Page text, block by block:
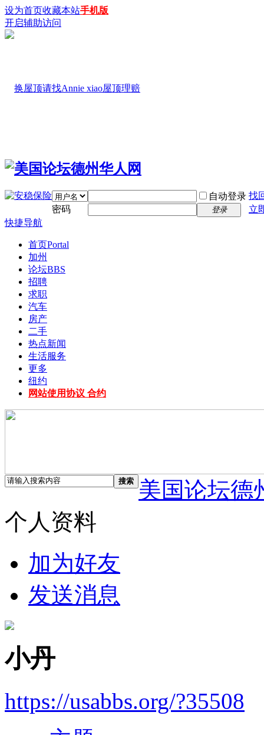
设为首页收藏本站手机版
开启辅助访问
自动登录 找
密码
登录
立
快捷导航
首页Portal
加州
论坛BBS
招聘
求职
汽车
房产
二手
热点新闻
生活服务
更多
纽约
网站使用协议 合约
搜索
美国论坛德
个人资料
加为好友
发送消息
小丹
https://usabbs.org/?35508